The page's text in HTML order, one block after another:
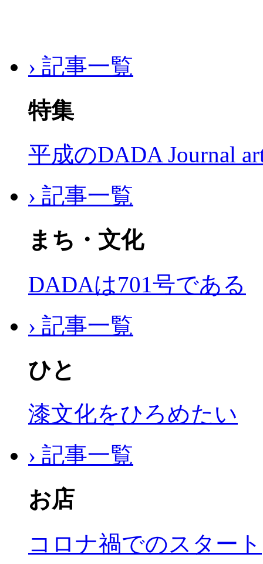
› 記事一覧
特集
平成のDADA Journal
› 記事一覧
まち・文化
DADAは701号である
› 記事一覧
ひと
漆文化をひろめたい
› 記事一覧
お店
コロナ禍でのスタート